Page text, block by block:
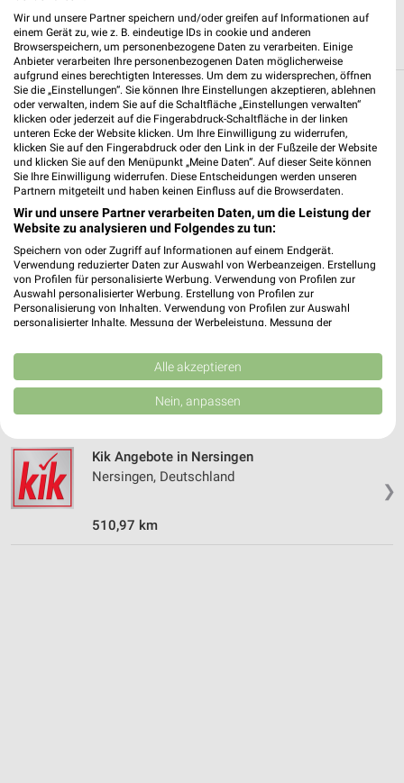
Weitere Kik Geschäfte mit Angeboten in und
um Neu Ulm
5 Geschäfte und Orte
Kik Angebote in Ulm
Ulm, Deutschland
517,87 km
Senden, Deutschland
522,80 km
❯
Kik Angebote in Nersingen
Nersingen, Deutschland
510,97 km
Wir und unsere Partner speichern und/oder greifen auf Informationen auf
einem Gerät zu, wie z. B. eindeutige IDs in cookie und anderen
Browserspeichern, um personenbezogene Daten zu verarbeiten. Einige
Anbieter verarbeiten Ihre personenbezogenen Daten möglicherweise
aufgrund eines berechtigten Interesses. Um dem zu widersprechen, öffnen
Sie die „Einstellungen“. Sie können Ihre Einstellungen akzeptieren, ablehnen
oder verwalten, indem Sie auf die Schaltfläche „Einstellungen verwalten“
klicken oder jederzeit auf die Fingerabdruck-Schaltfläche in der linken
unteren Ecke der Website klicken. Um Ihre Einwilligung zu widerrufen,
klicken Sie auf den Fingerabdruck oder den Link in der Fußzeile der Website
und klicken Sie auf den Menüpunkt „Meine Daten“. Auf dieser Seite können
Sie Ihre Einwilligung widerrufen. Diese Entscheidungen werden unseren
Partnern mitgeteilt und haben keinen Einfluss auf die Browserdaten.
Wir und unsere Partner verarbeiten Daten, um die Leistung der
Website zu analysieren und Folgendes zu tun:
Speichern von oder Zugriff auf Informationen auf einem Endgerät.
Verwendung reduzierter Daten zur Auswahl von Werbeanzeigen. Erstellung
von Profilen für personalisierte Werbung. Verwendung von Profilen zur
Auswahl personalisierter Werbung. Erstellung von Profilen zur
Personalisierung von Inhalten. Verwendung von Profilen zur Auswahl
personalisierter Inhalte. Messung der Werbeleistung. Messung der
Kombinationen von Daten aus verschiedenen Quellen. Entwicklung und
Verbesserung der Angebote. Verwendung reduzierter Daten zur Auswahl
von Inhalten.
Daten können außerhalb der Europäischen Union weitergegeben und in die
USA gesendet werden.
Website/App.
Partnerliste anzeigen (1 IAB-Anbieter)
Wir nutzen Ihre Daten für folgende Zwecke:
IAB-Verarbeitungszwecke:
Alle akzeptieren
Nein, anpassen